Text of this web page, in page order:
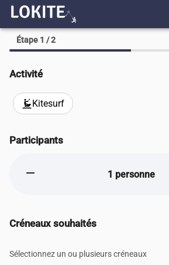
Étape 1 / 2
Activité
kitesurfingKitesurf
Participants
remove 1 personne
Créneaux souhaités
Sélectionnez un ou plusieurs créneaux